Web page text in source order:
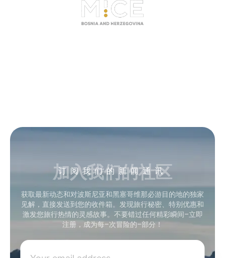
订阅我们的新闻通讯
加入我们的社区
获取最新动态和对波斯尼亚和黑塞哥维那必游目的地的独家
见解，直接发送到您的收件箱。发现旅行秘密、特别优惠和
激发您旅行热情的灵感故事。不要错过任何精彩瞬间–立即
注册，成为每–次冒险的–部分！